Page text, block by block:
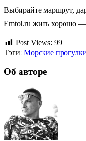
Выбирайте маршрут,
Emtol.ru жить хорошо —
Post Views: 99
Тэги: Морские
Об авторе